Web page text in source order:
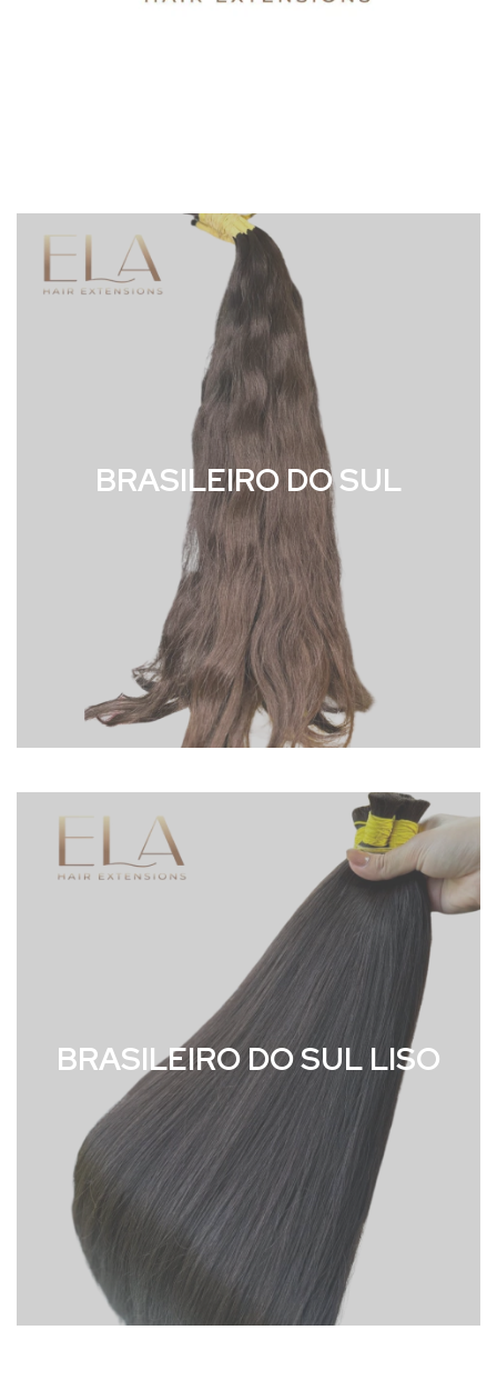
BRASILEIRO DO SUL
BRASILEIRO DO SUL LISO